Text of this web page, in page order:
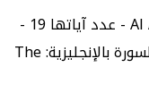
| سورة الأعلى | Al Ala - عدد آياتها 19 -
رقم السورة في المصحف: 87 - معنى السورة بالإنجليزية: The